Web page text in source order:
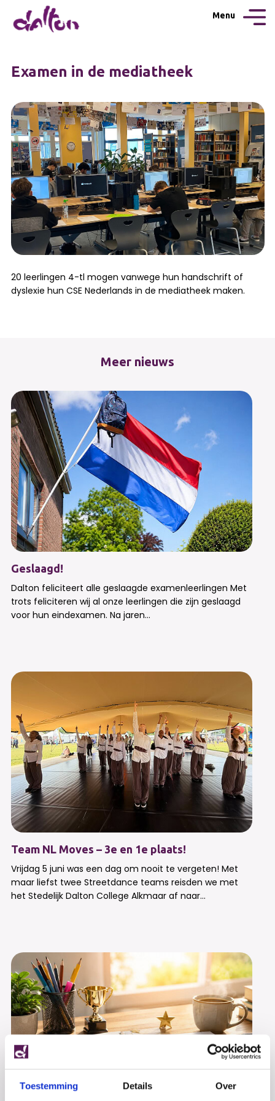
Toestemming Details Over
Menu
Examen in de mediatheek
20 leerlingen 4-tl mogen vanwege hun handschrift of
dyslexie hun CSE Nederlands in de mediatheek maken.
Meer nieuws
Geslaagd!
Dalton feliciteert alle geslaagde examenleerlingen Met
trots feliciteren wij al onze leerlingen die zijn geslaagd
voor hun eindexamen. Na jaren...
Team NL Moves – 3e en 1e plaats!
Vrijdag 5 juni was een dag om nooit te vergeten! Met
maar liefst twee Streetdance teams reisden we met
het Stedelijk Dalton College Alkmaar af naar...